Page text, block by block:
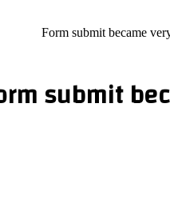
Form submit became
submit